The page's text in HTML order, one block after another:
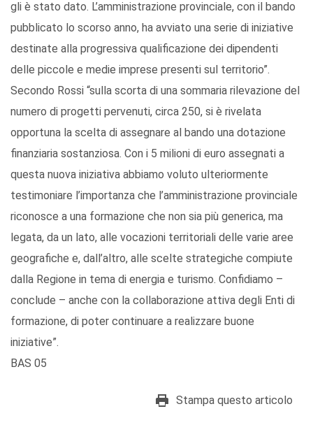
gli è stato dato. L’amministrazione provinciale, con il bando
pubblicato lo scorso anno, ha avviato una serie di iniziative
destinate alla progressiva qualificazione dei dipendenti
delle piccole e medie imprese presenti sul territorio”.
Secondo Rossi “sulla scorta di una sommaria rilevazione del
numero di progetti pervenuti, circa 250, si è rivelata
opportuna la scelta di assegnare al bando una dotazione
finanziaria sostanziosa. Con i 5 milioni di euro assegnati a
questa nuova iniziativa abbiamo voluto ulteriormente
testimoniare l’importanza che l’amministrazione provinciale
riconosce a una formazione che non sia più generica, ma
legata, da un lato, alle vocazioni territoriali delle varie aree
geografiche e, dall’altro, alle scelte strategiche compiute
dalla Regione in tema di energia e turismo. Confidiamo –
conclude – anche con la collaborazione attiva degli Enti di
formazione, di poter continuare a realizzare buone
iniziative”.
BAS 05
Stampa questo articolo